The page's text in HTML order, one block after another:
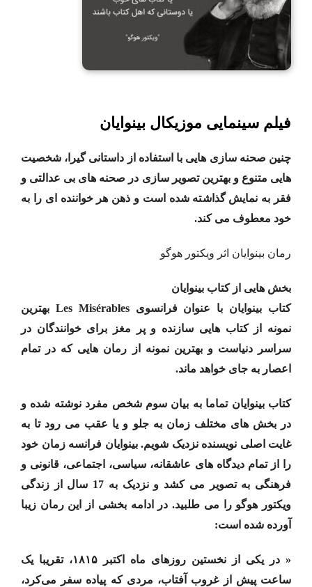
فیلم سینمایی موزیکال بینوایان
چنین صحنه سازی هایی با استفاده از داستانی گیرا، شخصیت
هایی متنوع و بهترین تصویر سازی در صحنه های بی عدالتی و
فقر به نمایش گذاشته شده است و ذهن هر خواننده ای را به
خود معطوف می کند.
رمان بینوایان اثر ویکتور هوگو
بخش هایی از کتاب بینوایان
کتاب بینوایان با عنوان فرانسوی Les Misérables بهترین
نمونه از کتاب هایی سازنده و پر مغز برای خوانندگان در
سراسر دنیاست و بهترین نمونه از رمان هایی که در تمام
اعصار به جای خواهد ماند.
کتاب بینوایان تماما به بیان سوم شخص مفرد نوشته شده و
در بخش های مختلف زمان به جلو و یا عقب می رود تا به
غایت اصلی نویسنده نزدیک شویم. بینوایان فرانسه زمان خود
را از تمام دیدگاه های عاشقانه، سیاسی، اجتماعی، قانونی و
فرهنگی به تصویر می کشد و نزدیک به 17 سال از زندگی
ویکتور هوگو را می طلبید. در ادامه بخشی از این رمان زیبا
آورده شده است:
« در یکی از نخستین روزهای ماه اکتبر ۱۸۱۵، تقریبا یک
ساعت پیش از غروب آفتاب، مردی که پیاده سفر می‌کرد،